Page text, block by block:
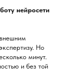
нейросети
Но
минут.
и без той